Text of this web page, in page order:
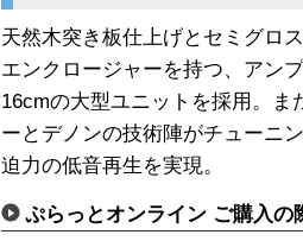
天然木突き板仕上げとセミグロ
エンクロージャーを持つ、アン
16cmの大型ユニットを採用。
ーとデノンの技術陣がチューニ
迫力の低音再生を実現。
ぷらっとオンライン ご購入の